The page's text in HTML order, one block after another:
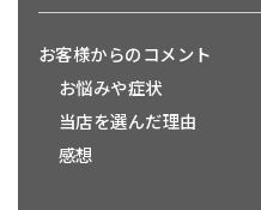
お客様からのコメント
お悩みや症状
当店を選んだ理由
感想